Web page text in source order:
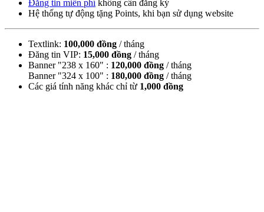
Đăng tin miễn phí không cần đăng ký
Hệ thống tự động tặng Points, khi bạn sử dụng website
Textlink: 100,000 đồng / tháng
Đăng tin VIP: 15,000 đồng / tháng
Banner "238 x 160" : 120,000 đồng / tháng
Banner "324 x 100" : 180,000 đồng / tháng
Các giá tính năng khác chỉ từ 1,000 đồng